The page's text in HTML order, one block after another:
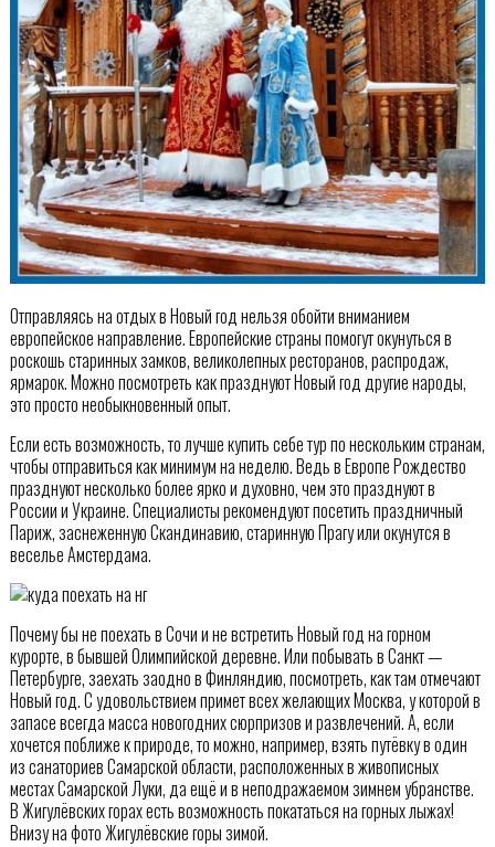
Отправляясь на отдых в Новый год нельзя обойти вниманием
европейское направление. Европейские страны помогут окунуться в
роскошь старинных замков, великолепных ресторанов, распродаж,
ярмарок. Можно посмотреть как празднуют Новый год другие народы,
это просто необыкновенный опыт.
Если есть возможность, то лучше купить себе тур по нескольким странам,
чтобы отправиться как минимум на неделю. Ведь в Европе Рождество
празднуют несколько более ярко и духовно, чем это празднуют в
России и Украине. Специалисты рекомендуют посетить праздничный
Париж, заснеженную Скандинавию, старинную Прагу или окунутся в
веселье Амстердама.
Почему бы не поехать в Сочи и не встретить Новый год на горном
курорте, в бывшей Олимпийской деревне. Или побывать в Санкт —
Петербурге, заехать заодно в Финляндию, посмотреть, как там отмечают
Новый год. С удовольствием примет всех желающих Москва, у которой в
запасе всегда масса новогодних сюрпризов и развлечений. А, если
хочется поближе к природе, то можно, например, взять путёвку в один
из санаториев Самарской области, расположенных в живописных
местах Самарской Луки, да ещё и в неподражаемом зимнем убранстве.
В Жигулёвских горах есть возможность покататься на горных лыжах!
Внизу на фото Жигулёвские горы зимой.